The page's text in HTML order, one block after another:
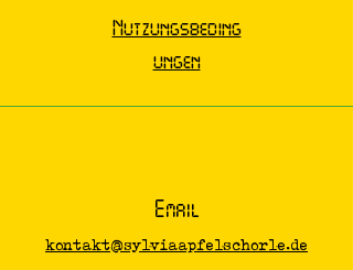
Nutzungsbeding
ungen
Email
kontakt@sylviaapfelschorle.de